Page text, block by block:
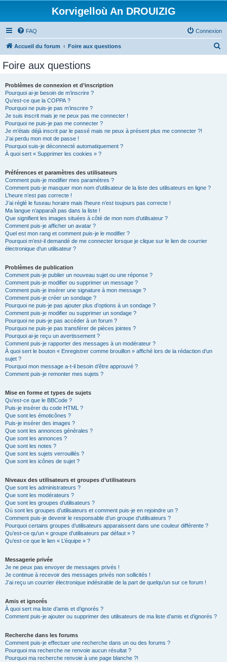
Korvigelloù An DROUIZIG
FAQ Connexion
Accueil du forum Foire aux questions
Foire aux questions
Problèmes de connexion et d’inscription
Pourquoi ai-je besoin de m’inscrire ?
Qu’est-ce que la COPPA ?
Pourquoi ne puis-je pas m’inscrire ?
Je suis inscrit mais je ne peux pas me connecter !
Pourquoi ne puis-je pas me connecter ?
Je m’étais déjà inscrit par le passé mais ne peux à présent plus me connecter ?!
J’ai perdu mon mot de passe !
Pourquoi suis-je déconnecté automatiquement ?
À quoi sert « Supprimer les cookies » ?
Préférences et paramètres des utilisateurs
Comment puis-je modifier mes paramètres ?
Comment puis-je masquer mon nom d’utilisateur de la liste des utilisateurs en ligne ?
L’heure n’est pas correcte !
J’ai réglé le fuseau horaire mais l’heure n’est toujours pas correcte !
Ma langue n’apparaît pas dans la liste !
Que signifient les images situées à côté de mon nom d’utilisateur ?
Comment puis-je afficher un avatar ?
Quel est mon rang et comment puis-je le modifier ?
Pourquoi m’est-il demandé de me connecter lorsque je clique sur le lien de courrier
électronique d’un utilisateur ?
Problèmes de publication
Comment puis-je publier un nouveau sujet ou une réponse ?
Comment puis-je modifier ou supprimer un message ?
Comment puis-je insérer une signature à mon message ?
Comment puis-je créer un sondage ?
Pourquoi ne puis-je pas ajouter plus d’options à un sondage ?
Comment puis-je modifier ou supprimer un sondage ?
Pourquoi ne puis-je pas accéder à un forum ?
Pourquoi ne puis-je pas transférer de pièces jointes ?
Pourquoi ai-je reçu un avertissement ?
Comment puis-je rapporter des messages à un modérateur ?
À quoi sert le bouton « Enregistrer comme brouillon » affiché lors de la rédaction d’un
sujet ?
Pourquoi mon message a-t-il besoin d’être approuvé ?
Comment puis-je remonter mes sujets ?
Mise en forme et types de sujets
Qu’est-ce que le BBCode ?
Puis-je insérer du code HTML ?
Que sont les émoticônes ?
Puis-je insérer des images ?
Que sont les annonces générales ?
Que sont les annonces ?
Que sont les notes ?
Que sont les sujets verrouillés ?
Que sont les icônes de sujet ?
Niveaux des utilisateurs et groupes d’utilisateurs
Que sont les administrateurs ?
Que sont les modérateurs ?
Que sont les groupes d’utilisateurs ?
Où sont les groupes d’utilisateurs et comment puis-je en rejoindre un ?
Comment puis-je devenir le responsable d’un groupe d’utilisateurs ?
Pourquoi certains groupes d’utilisateurs apparaissent dans une couleur différente ?
Qu’est-ce qu’un « groupe d’utilisateurs par défaut » ?
Qu’est-ce que le lien « L’équipe » ?
Messagerie privée
Je ne peux pas envoyer de messages privés !
Je continue à recevoir des messages privés non sollicités !
J’ai reçu un courrier électronique indésirable de la part de quelqu’un sur ce forum !
Amis et ignorés
À quoi sert ma liste d’amis et d’ignorés ?
Comment puis-je ajouter ou supprimer des utilisateurs de ma liste d’amis et d’ignorés ?
Recherche dans les forums
Comment puis-je effectuer une recherche dans un ou des forums ?
Pourquoi ma recherche ne renvoie aucun résultat ?
Pourquoi ma recherche renvoie à une page blanche ?!